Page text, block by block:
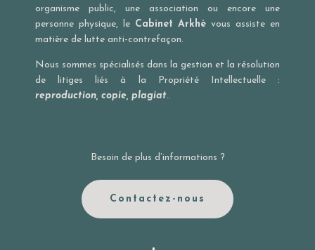
organisme public, une association ou encore une
personne physique, le Cabinet Arkhè vous assiste en
matière de lutte anti-contrefaçon.
Nous sommes spécialisés dans la gestion et la résolution
de litiges liés à la Propriété Intellectuelle :
reproduction, copie, plagiat..
Besoin de plus d’informations ?
Contactez-nous